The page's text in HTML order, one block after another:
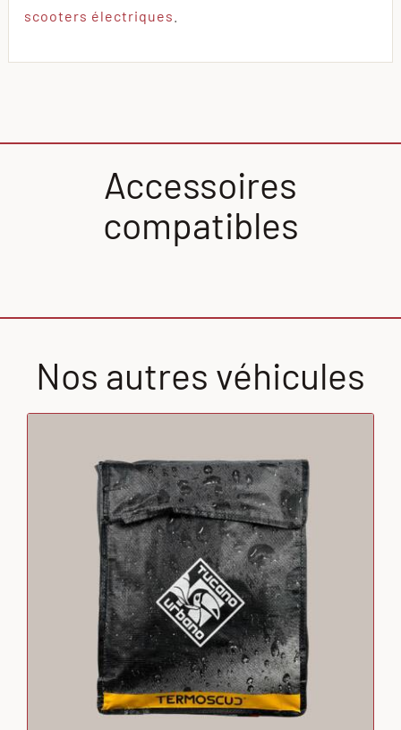
scooters électriques
Accessoires
compatibles
Nos autres véhicules